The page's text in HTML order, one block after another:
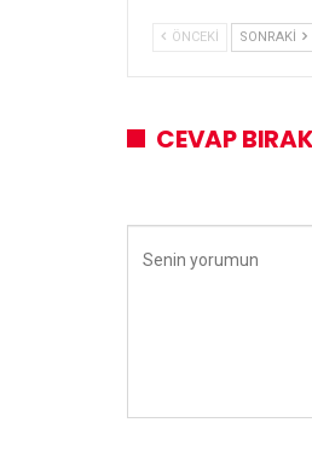
ÖNCEKI SONRAKI
CEVAP